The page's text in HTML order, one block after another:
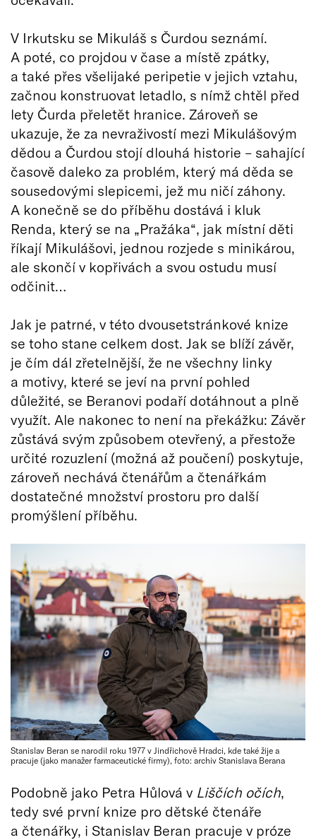
V Irkutsku se Mikuláš s Čurdou seznámí.
A poté, co projdou v čase a místě zpátky,
a také přes všelijaké peripetie v jejich vztahu,
začnou konstruovat letadlo, s nímž chtěl před
lety Čurda přeletět hranice. Zároveň se
ukazuje, že za nevraživostí mezi Mikulášovým
dědou a Čurdou stojí dlouhá historie – sahající
časově daleko za problém, který má děda se
sousedovými slepicemi, jež mu ničí záhony.
A konečně se do příběhu dostává i kluk
Renda, který se na „Pražáka“, jak místní děti
říkají Mikulášovi, jednou rozjede s minikárou,
ale skončí v kopřivách a svou ostudu musí
odčinit…
Jak je patrné, v této dvousetstránkové knize
se toho stane celkem dost. Jak se blíží závěr,
je čím dál zřetelnější, že ne všechny linky
a motivy, které se jeví na první pohled
důležité, se Beranovi podaří dotáhnout a plně
využít. Ale nakonec to není na překážku: Závěr
zůstává svým způsobem otevřený, a přestože
určité rozuzlení (možná až poučení) poskytuje,
zároveň nechává čtenářům a čtenářkám
dostatečné množství prostoru pro další
promýšlení příběhu.
Stanislav Beran se narodil roku 1977 v Jindřichově Hradci, kde také žije a
pracuje (jako manažer farmaceutické firmy), foto: archiv Stanislava Berana
Podobně jako Petra Hůlová v Liščích očích,
tedy své první knize pro dětské čtenáře
a čtenářky, i Stanislav Beran pracuje v próze